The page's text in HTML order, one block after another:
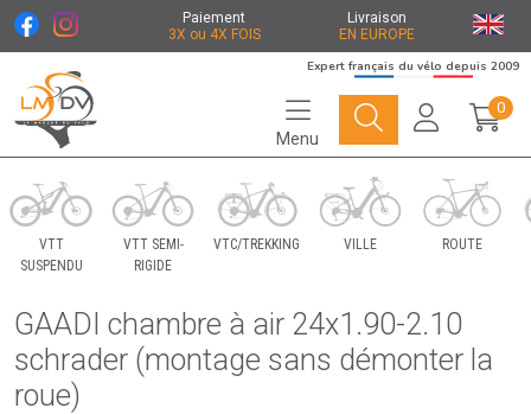
Paiement
3X ou 4X FOIS
Livraison
EN EUROPE
Le Marché du Vélo Votre distributeurs de vélo
Expert français du vélo depuis 2009
Menu
0
VTT
SUSPENDU
VTT SEMI-
RIGIDE
VTC/TREKKING VILLE ROUTE
GAADI chambre à air 24x1.90-2.10
schrader (montage sans démonter la
roue)